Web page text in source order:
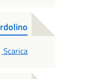
PDF
Scarica